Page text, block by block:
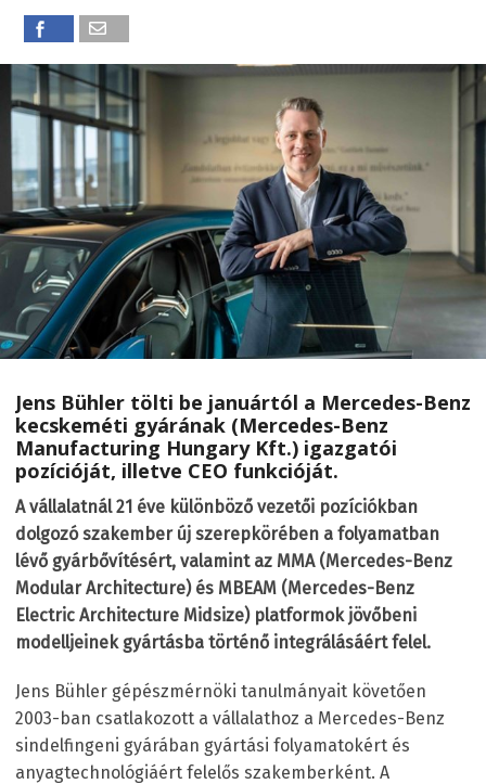
Jens Bühler tölti be januártól a Mercedes-Benz
kecskeméti gyárának (Mercedes-Benz
Manufacturing Hungary Kft.) igazgatói
pozícióját, illetve CEO funkcióját.
A vállalatnál 21 éve különböző vezetői pozíciókban
dolgozó szakember új szerepkörében a folyamatban
lévő gyárbővítésért, valamint az MMA (Mercedes-Benz
Modular Architecture) és MBEAM (Mercedes-Benz
Electric Architecture Midsize) platformok jövőbeni
modelljeinek gyártásba történő integrálásáért felel.
Jens Bühler gépészmérnöki tanulmányait követően
2003-ban csatlakozott a vállalathoz a Mercedes-Benz
sindelfingeni gyárában gyártási folyamatokért és
anyagtechnológiáért felelős szakemberként. A